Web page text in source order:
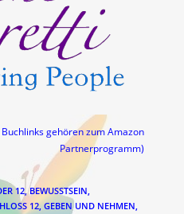
gehören zum Amazon
Partnerprogramm)
12, BEWUSSTSEIN,
12, GEBEN UND NEHMEN,